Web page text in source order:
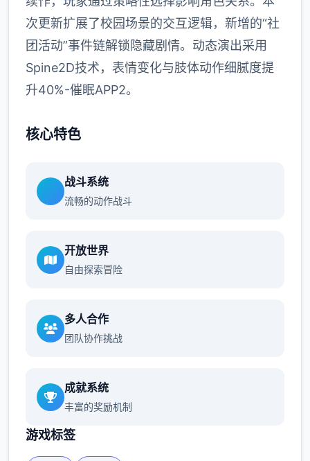
次更新扩展了校园场景的交互逻辑，新增的“社
团活动”事件链解锁隐藏剧情。动态演出采用
Spine2D技术，表情变化与肢体动作细腻度提
升40%-催眠APP2。
核心特色
战斗系统
流畅的动作战斗
开放世界
自由探索冒险
多人合作
团队协作挑战
成就系统
丰富的奖励机制
游戏标签